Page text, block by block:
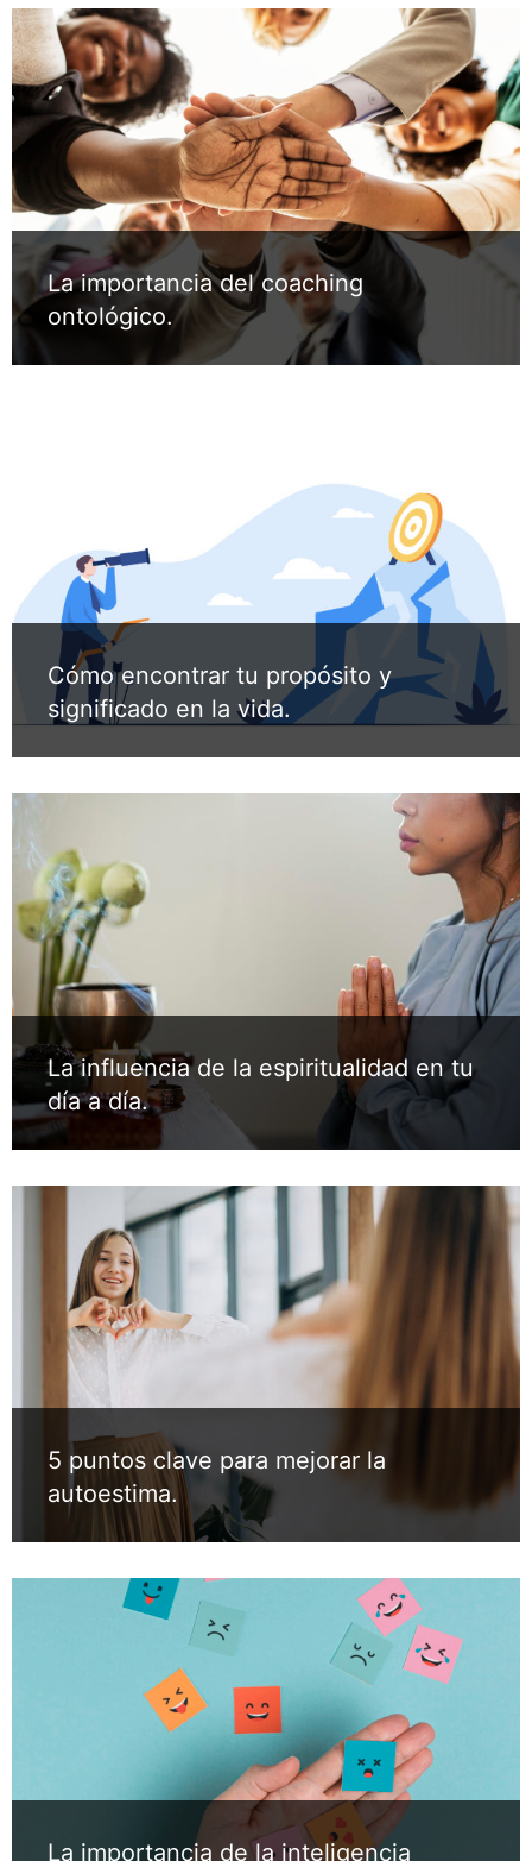
La importancia del coaching
ontológico.
Cómo encontrar tu propósito y
significado en la vida.
La influencia de la espiritualidad en tu
día a día.
5 puntos clave para mejorar la
autoestima.
La importancia de la inteligencia